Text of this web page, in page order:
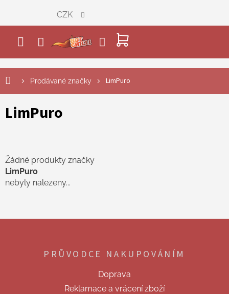
obsah
NÁKUPNÍ
KOŠÍK
CZK
Prodávané značky LimPuro
LimPuro
Žádné produkty značky
LimPuro
nebyly nalezeny...
PRŮVODCE NAKUPOVÁNÍM
Doprava
Reklamace a vrácení zboží